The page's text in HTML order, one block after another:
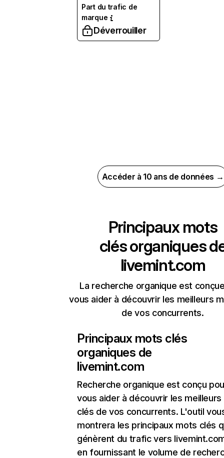
Part du trafic de
marque
Déverrouiller
Accéder à 10 ans de données →
Principaux mots
clés organiques
livemint.com
La recherche organique est
vous aider à découvrir les meilleurs
de vos concurrents.
Principaux mots clés
organiques de
livemint.com
Recherche organique est conçu
vous aider à découvrir les
clés de vos concurrents. L'outil
montrera les principaux mots clés
génèrent du trafic vers
en fournissant le volume de